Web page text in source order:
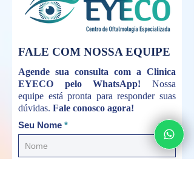
FALE COM NOSSA EQUIPE
Agende sua consulta com a Clinica
EYECO pelo WhatsApp! Nossa
equipe está pronta para responder suas
dúvidas. Fale conosco agora!
Seu Nome